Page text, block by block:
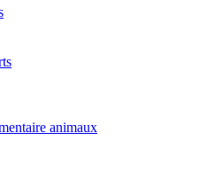
animaux